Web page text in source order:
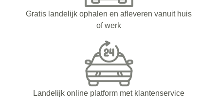
Gratis landelijk ophalen en afleveren vanuit huis
of werk
Landelijk online platform met klantenservice